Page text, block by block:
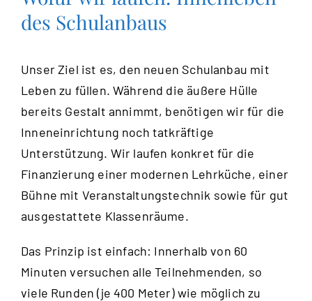
des Schulanbaus
Unser Ziel ist es, den neuen Schulanbau mit
Leben zu füllen. Während die äußere Hülle
bereits Gestalt annimmt, benötigen wir für die
Inneneinrichtung noch tatkräftige
Unterstützung. Wir laufen konkret für die
Finanzierung einer modernen Lehrküche, einer
Bühne mit Veranstaltungstechnik sowie für gut
ausgestattete Klassenräume.
Das Prinzip ist einfach: Innerhalb von 60
Minuten versuchen alle Teilnehmenden, so
viele Runden (je 400 Meter) wie möglich zu